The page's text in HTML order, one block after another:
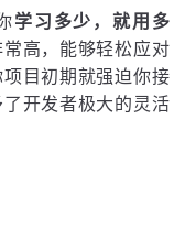
学习多少，就用多
高，能够轻松应对
目初期就强迫你接
开发者极大的灵活